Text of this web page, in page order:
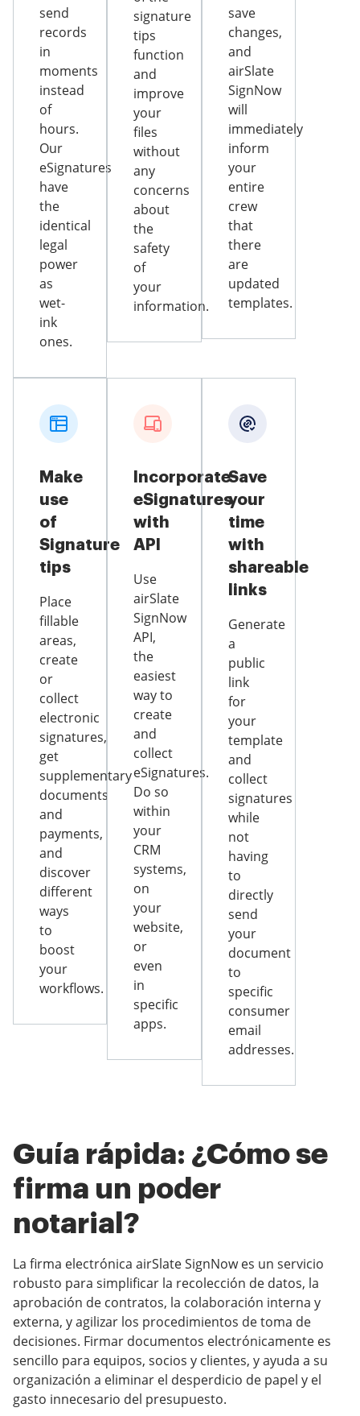
send
records
in
moments
instead
of
hours.
Our
eSignatures
have
the
identical
legal
power
as
wet-
ink
ones.
signature
tips
function
and
improve
your
files
without
any
concerns
about
the
safety
of
your
information.
save
changes,
and
airSlate
SignNow
will
immediately
inform
your
entire
crew
that
there
are
updated
templates.
Make
use
of
Signature
tips
Place
fillable
areas,
create
or
collect
electronic
signatures,
get
supplementary
documents
and
payments,
and
discover
different
ways
to
boost
your
workflows.
Incorporate
eSignatures
with
API
Use
airSlate
SignNow
API,
the
easiest
way to
create
and
collect
eSignatures.
Do so
within
your
CRM
systems,
on
your
website,
or
even
in
specific
apps.
Save
your
time
with
shareable
links
Generate
a
public
link
for
your
template
and
collect
signatures
while
not
having
to
directly
send
your
document
to
specific
consumer
email
addresses.
Guía rápida: ¿Cómo se
firma un poder
notarial?
La firma electrónica airSlate SignNow es un servicio
robusto para simplificar la recolección de datos, la
aprobación de contratos, la colaboración interna y
externa, y agilizar los procedimientos de toma de
decisiones. Firmar documentos electrónicamente es
sencillo para equipos, socios y clientes, y ayuda a su
organización a eliminar el desperdicio de papel y el
gasto innecesario del presupuesto.